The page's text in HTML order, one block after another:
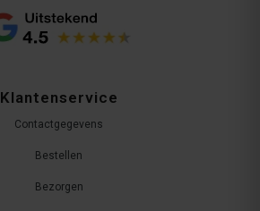
Klantenservice
Contactgegevens
Bestellen
Bezorgen